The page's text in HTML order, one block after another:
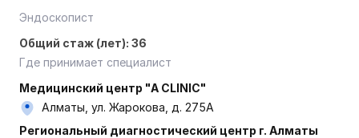
Эндоскопист
Общий стаж (лет): 36
Где принимает специалист
Медицинский центр "A CLINIC"
Алматы, ул. Жарокова, д. 275А
Региональный диагностический центр г. Алматы